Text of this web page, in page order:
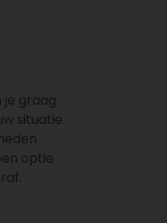
je graag
situatie.
optie